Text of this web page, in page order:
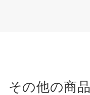
の他の商品